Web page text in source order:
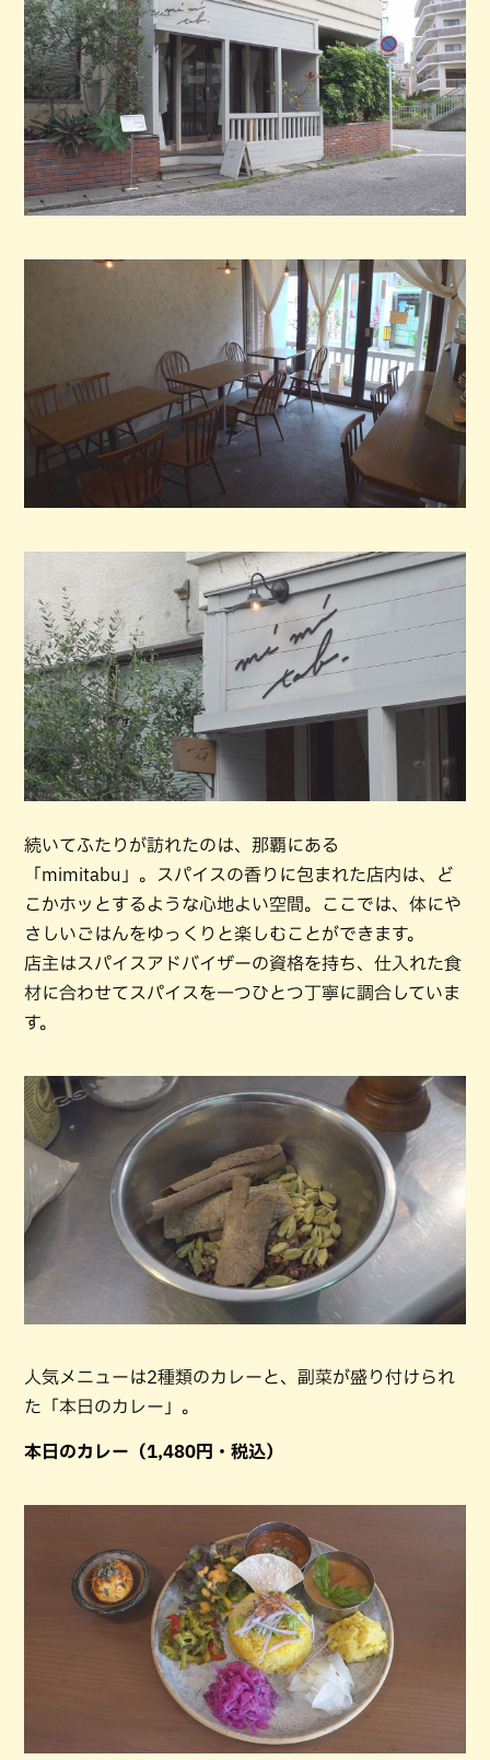
続いてふたりが訪れたのは、那覇にある
「mimitabu」。スパイスの香りに包まれた店内は、ど
こかホッとするような心地よい空間。ここでは、体にや
さしいごはんをゆっくりと楽しむことができます。
店主はスパイスアドバイザーの資格を持ち、仕入れた食
材に合わせてスパイスを一つひとつ丁寧に調合していま
す。
人気メニューは2種類のカレーと、副菜が盛り付けられ
た「本日のカレー」。
本日のカレー（1,480円・税込）